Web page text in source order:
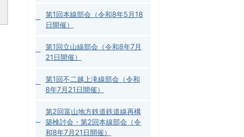
第1回本線部会（令和8年5月18
日開催）
第1回立山線部会（令和8年7月
21日開催）
第1回不二越上滝線部会（令和
8年7月21日開催）
第2回富山地方鉄道鉄道線再構
築検討会・第2回本線部会（令
和8年7月21日開催）